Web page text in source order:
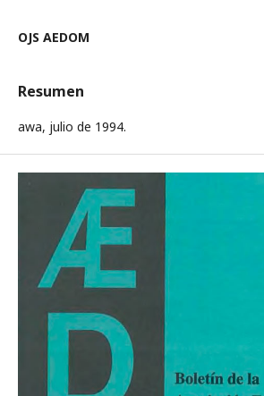
OJS AEDOM
Resumen
awa, julio de 1994.